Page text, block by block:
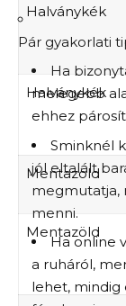
Pár gyakorlati
Ha
melegebb
ehhez
Sminknél
jól eltalált
megmutatja,
menni.
Ha online
a ruháról,
lehet, mindig
Halványkék
Halványkék
Mentazöld
Mentazöld